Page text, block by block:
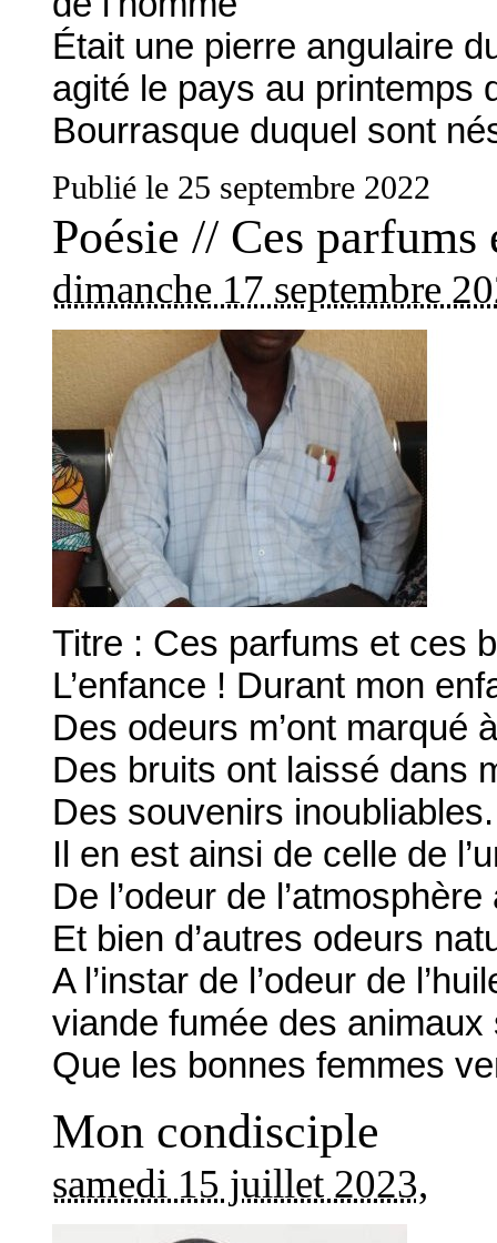
Était une pierre angulaire
agité le pays au printemps
Bourrasque duquel sont
Publié le 25 septembre 2022
Poésie // Ces parfums
dimanche 17 septembre
Titre : Ces parfums et ces
L’enfance ! Durant mon
Des odeurs m’ont marqué
Des bruits ont laissé dans
Des souvenirs inoubliables.
Il en est ainsi de celle de
De l’odeur de
Et bien d’autres odeurs
A l’instar de l’odeur de
viande fumée des animaux
Que les bonnes femmes
Mon condisciple
samedi 15 juillet 2023,